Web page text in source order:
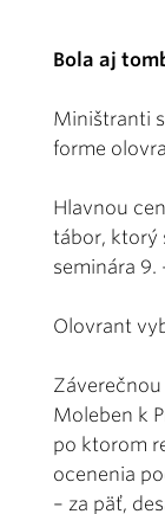
Bola aj
Miništranti
forme
Hlavnou
tábor, ktorý
seminára 9.
Olovrant
Moleben k
po ktorom
ocenenia
– za päť,